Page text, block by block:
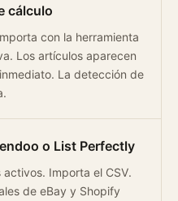
cálculo
con la herramienta
Los artículos aparecen
La detección de
o List Perfectly
Importa el CSV.
de eBay y Shopify